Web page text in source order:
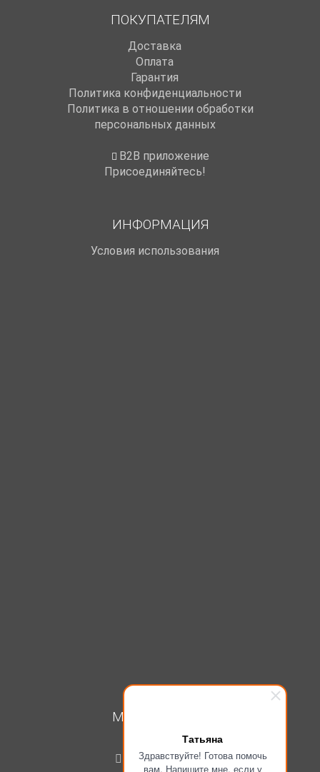
Татьяна
Здравствуйте! Готова помочь
вам. Напишите мне, если у
ПОКУПАТЕЛЯМ
Доставка
Оплата
Гарантия
Политика конфиденциальности
Политика в отношении обработки
персональных данных
B2B приложение
Присоединяйтесь!
ИНФОРМАЦИЯ
Условия использования
МОЙ КАБИНЕТ
Регистрация